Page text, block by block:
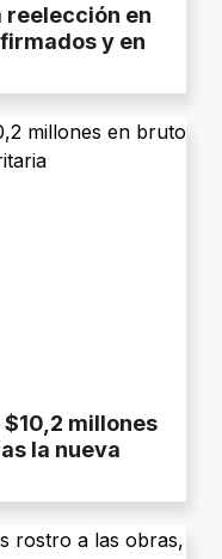
reelección en
y en
millones
la nueva